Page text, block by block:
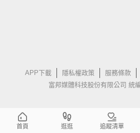
APP下載 隱私權政策 服務條款
富邦媒體科技股份有限公司 統
首頁 逛逛 追蹤清單